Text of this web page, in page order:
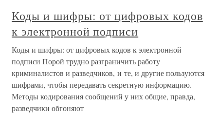
Коды и шифры: от цифровых кодов
к электронной подписи
Коды и шифры: от цифровых кодов к электронной
подписи Порой трудно разграничить работу
криминалистов и разведчиков, и те, и другие пользуются
шифрами, чтобы передавать секретную информацию.
Методы кодирования сообщений у них общие, правда,
разведчики обгоняют